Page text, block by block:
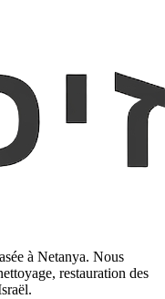
à Netanya. Nous
restauration des